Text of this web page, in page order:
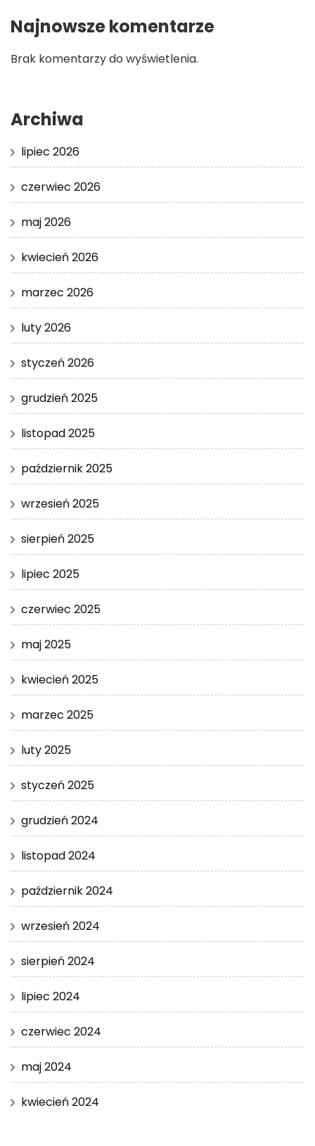
Najnowsze komentarze
Brak komentarzy do wyświetlenia.
Archiwa
lipiec 2026
czerwiec 2026
maj 2026
kwiecień 2026
marzec 2026
luty 2026
styczeń 2026
grudzień 2025
listopad 2025
październik 2025
wrzesień 2025
sierpień 2025
lipiec 2025
czerwiec 2025
maj 2025
kwiecień 2025
marzec 2025
luty 2025
styczeń 2025
grudzień 2024
listopad 2024
październik 2024
wrzesień 2024
sierpień 2024
lipiec 2024
czerwiec 2024
maj 2024
kwiecień 2024